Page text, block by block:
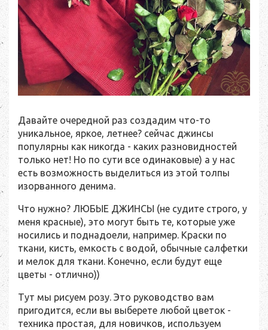
Давайте очередной раз создадим что-то
уникальное, яркое, летнее? сейчас джинсы
популярны как никогда - каких разновидностей
только нет! Но по сути все одинаковые) а у нас
есть возможность выделиться из этой толпы
изорванного денима.
Что нужно? ЛЮБЫЕ ДЖИНСЫ (не судите строго, у
меня красные), это могут быть те, которые уже
носились и поднадоели, например. Краски по
ткани, кисть, емкость с водой, обычные салфетки
и мелок для ткани. Конечно, если будут еще
цветы - отлично))
Тут мы рисуем розу. Это руководство вам
пригодится, если вы выберете любой цветок -
техника простая, для новичков, используем